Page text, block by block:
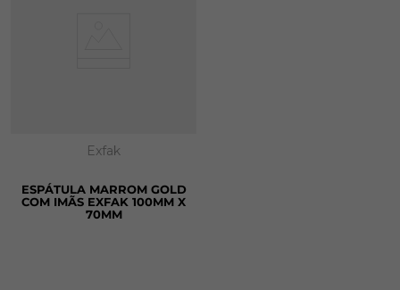
Exfak
ESPÁTULA MARROM GOLD
COM IMÃS EXFAK 100MM X
70MM